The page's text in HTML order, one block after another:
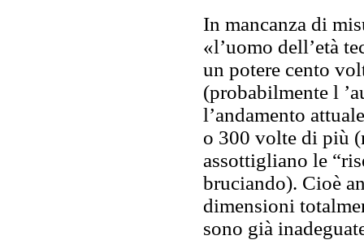
In mancanza di
«l’uomo dell’età
un potere cento
(probabilmente l
l’andamento
o 300 volte di più
assottigliano le
bruciando). Cioè
dimensioni
sono già